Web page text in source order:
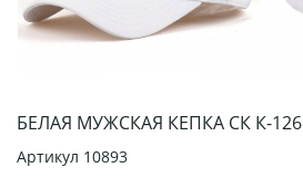
БЕЛАЯ МУЖСКАЯ КЕПКА СК К-126
Артикул 10893